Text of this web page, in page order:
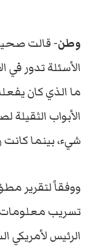
وطن- قالت
الأسئلة تدور في
ما الذي كان
الأبواب الثقيلة
شيء، بينما
ووفقاً لتقرير
تسريب معلومات
الرئيس لأمريكي